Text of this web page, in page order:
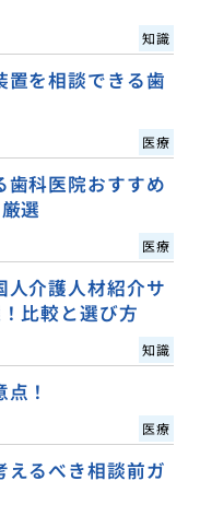
知識
置を相談できる歯
医療
歯科医院おすすめ
選
医療
人介護人材紹介サ
比較と選び方
知識
！
医療
えるべき相談前ガ